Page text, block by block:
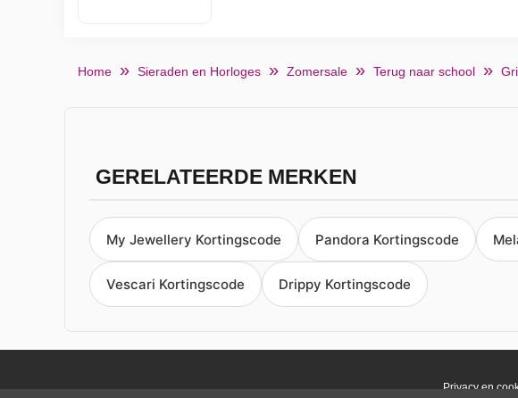
Home Sieraden en Horloges Zomersale Terug naar school
GERELATEERDE MERKEN
My Jewellery Kortingscode Pandora Kortingscode
Vescari Kortingscode Drippy Kortingscode
Privacy en